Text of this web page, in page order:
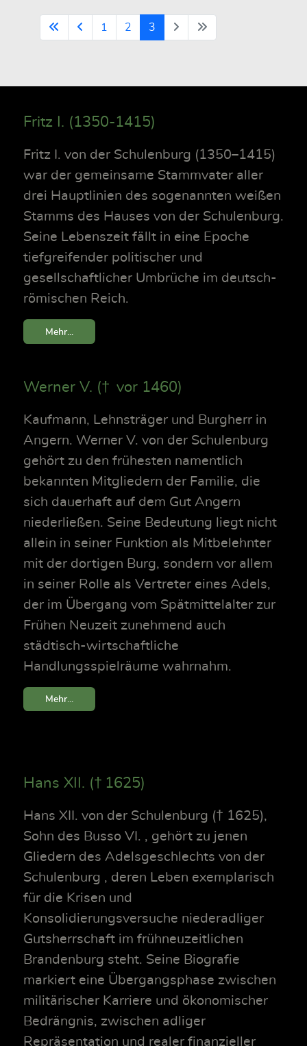
1 2 3
Fritz I. (1350-1415)
Fritz I. von der Schulenburg (1350–1415)
war der gemeinsame Stammvater aller
drei Hauptlinien des sogenannten weißen
Stamms des Hauses von der Schulenburg.
Seine Lebenszeit fällt in eine Epoche
tiefgreifender politischer und
gesellschaftlicher Umbrüche im deutsch-
römischen Reich.
Mehr...
Werner V. († vor 1460)
Kaufmann, Lehnsträger und Burgherr in
Angern. Werner V. von der Schulenburg
gehört zu den frühesten namentlich
bekannten Mitgliedern der Familie, die
sich dauerhaft auf dem Gut Angern
niederließen. Seine Bedeutung liegt nicht
allein in seiner Funktion als Mitbelehnter
mit der dortigen Burg, sondern vor allem
in seiner Rolle als Vertreter eines Adels,
der im Übergang vom Spätmittelalter zur
Frühen Neuzeit zunehmend auch
städtisch-wirtschaftliche
Handlungsspielräume wahrnahm.
Mehr...
Hans XII. († 1625)
Hans XII. von der Schulenburg († 1625),
Sohn des Busso VI. , gehört zu jenen
Gliedern des Adelsgeschlechts von der
Schulenburg , deren Leben exemplarisch
für die Krisen und
Konsolidierungsversuche niederadliger
Gutsherrschaft im frühneuzeitlichen
Brandenburg steht. Seine Biografie
markiert eine Übergangsphase zwischen
militärischer Karriere und ökonomischer
Bedrängnis, zwischen adliger
Repräsentation und realer finanzieller